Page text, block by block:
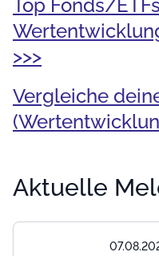
Top Fonds/
>>>
Vergleiche
Aktuelle